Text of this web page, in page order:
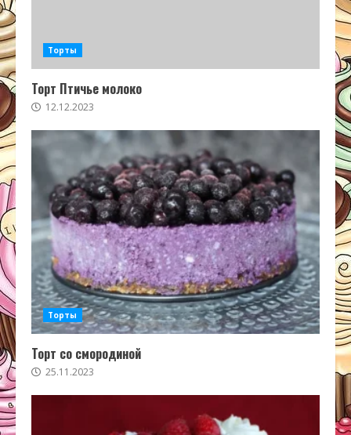
Торты
Торт Птичье молоко
12.12.2023
Торты
Торт со смородиной
25.11.2023